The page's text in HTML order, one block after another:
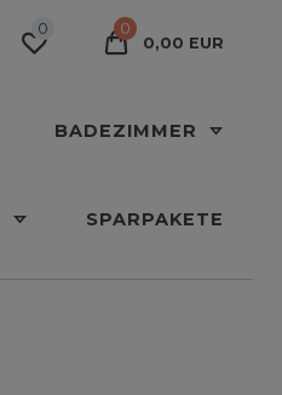
0
0
0,00 EUR
BADEZIMMER
SPARPAKETE